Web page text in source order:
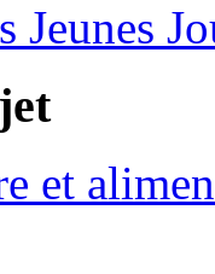
Jeunes
et